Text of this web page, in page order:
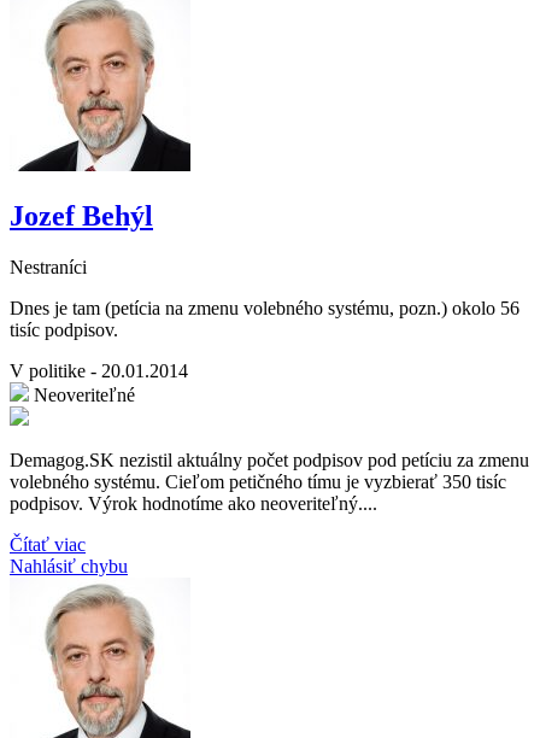
Jozef Behýl
Nestraníci
Dnes je tam (petícia na zmenu volebného systému, pozn.) okolo 56
tisíc podpisov.
V politike - 20.01.2014
Neoveriteľné
Demagog.SK nezistil aktuálny počet podpisov pod petíciu za zmenu
volebného systému. Cieľom petičného tímu je vyzbierať 350 tisíc
podpisov. Výrok hodnotíme ako neoveriteľný....
Čítať viac
Nahlásiť chybu